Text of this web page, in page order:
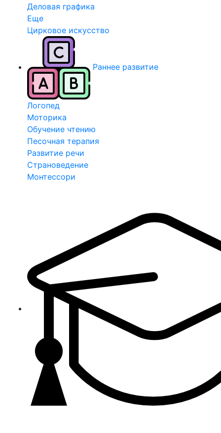
Деловая графика
Еще
Цирковое искусство
Раннее развитие
Логопед
Моторика
Обучение чтению
Песочная терапия
Развитие речи
Страноведение
Монтессори